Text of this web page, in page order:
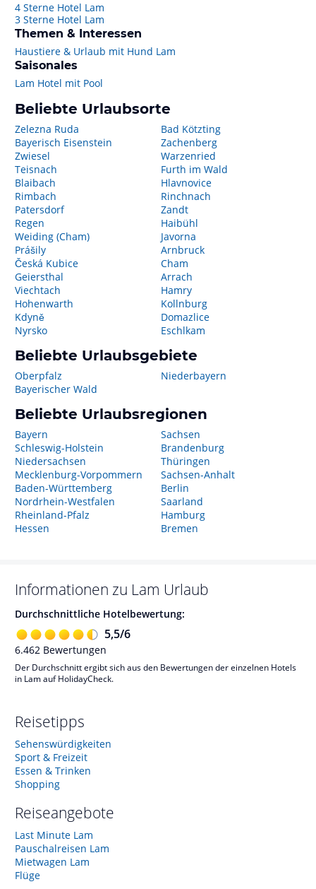
4 Sterne Hotel Lam
3 Sterne Hotel Lam
Themen & Interessen
Haustiere & Urlaub mit Hund Lam
Saisonales
Lam Hotel mit Pool
Beliebte Urlaubsorte
Zelezna Ruda
Bayerisch Eisenstein
Zwiesel
Teisnach
Blaibach
Rimbach
Patersdorf
Regen
Weiding (Cham)
Prášily
Česká Kubice
Geiersthal
Viechtach
Hohenwarth
Kdyně
Nyrsko
Bad Kötzting
Zachenberg
Warzenried
Furth im Wald
Hlavnovice
Rinchnach
Zandt
Haibühl
Javorna
Arnbruck
Cham
Arrach
Hamry
Kollnburg
Domazlice
Eschlkam
Beliebte Urlaubsgebiete
Oberpfalz
Bayerischer Wald
Niederbayern
Beliebte Urlaubsregionen
Bayern
Schleswig-Holstein
Niedersachsen
Mecklenburg-Vorpommern
Baden-Württemberg
Nordrhein-Westfalen
Rheinland-Pfalz
Hessen
Sachsen
Brandenburg
Thüringen
Sachsen-Anhalt
Berlin
Saarland
Hamburg
Bremen
Informationen zu Lam Urlaub
Durchschnittliche Hotelbewertung:
5,5/6
6.462 Bewertungen
Der Durchschnitt ergibt sich aus den Bewertungen der einzelnen Hotels
in Lam auf HolidayCheck.
Reisetipps
Sehenswürdigkeiten
Sport & Freizeit
Essen & Trinken
Shopping
Reiseangebote
Last Minute Lam
Pauschalreisen Lam
Mietwagen Lam
Flüge